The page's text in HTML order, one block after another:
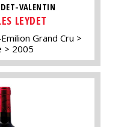
VALENTIN
LEYDET
Grand Cru
2005